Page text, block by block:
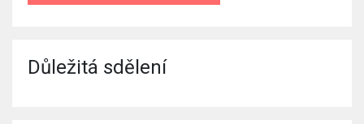
Důležitá sdělení